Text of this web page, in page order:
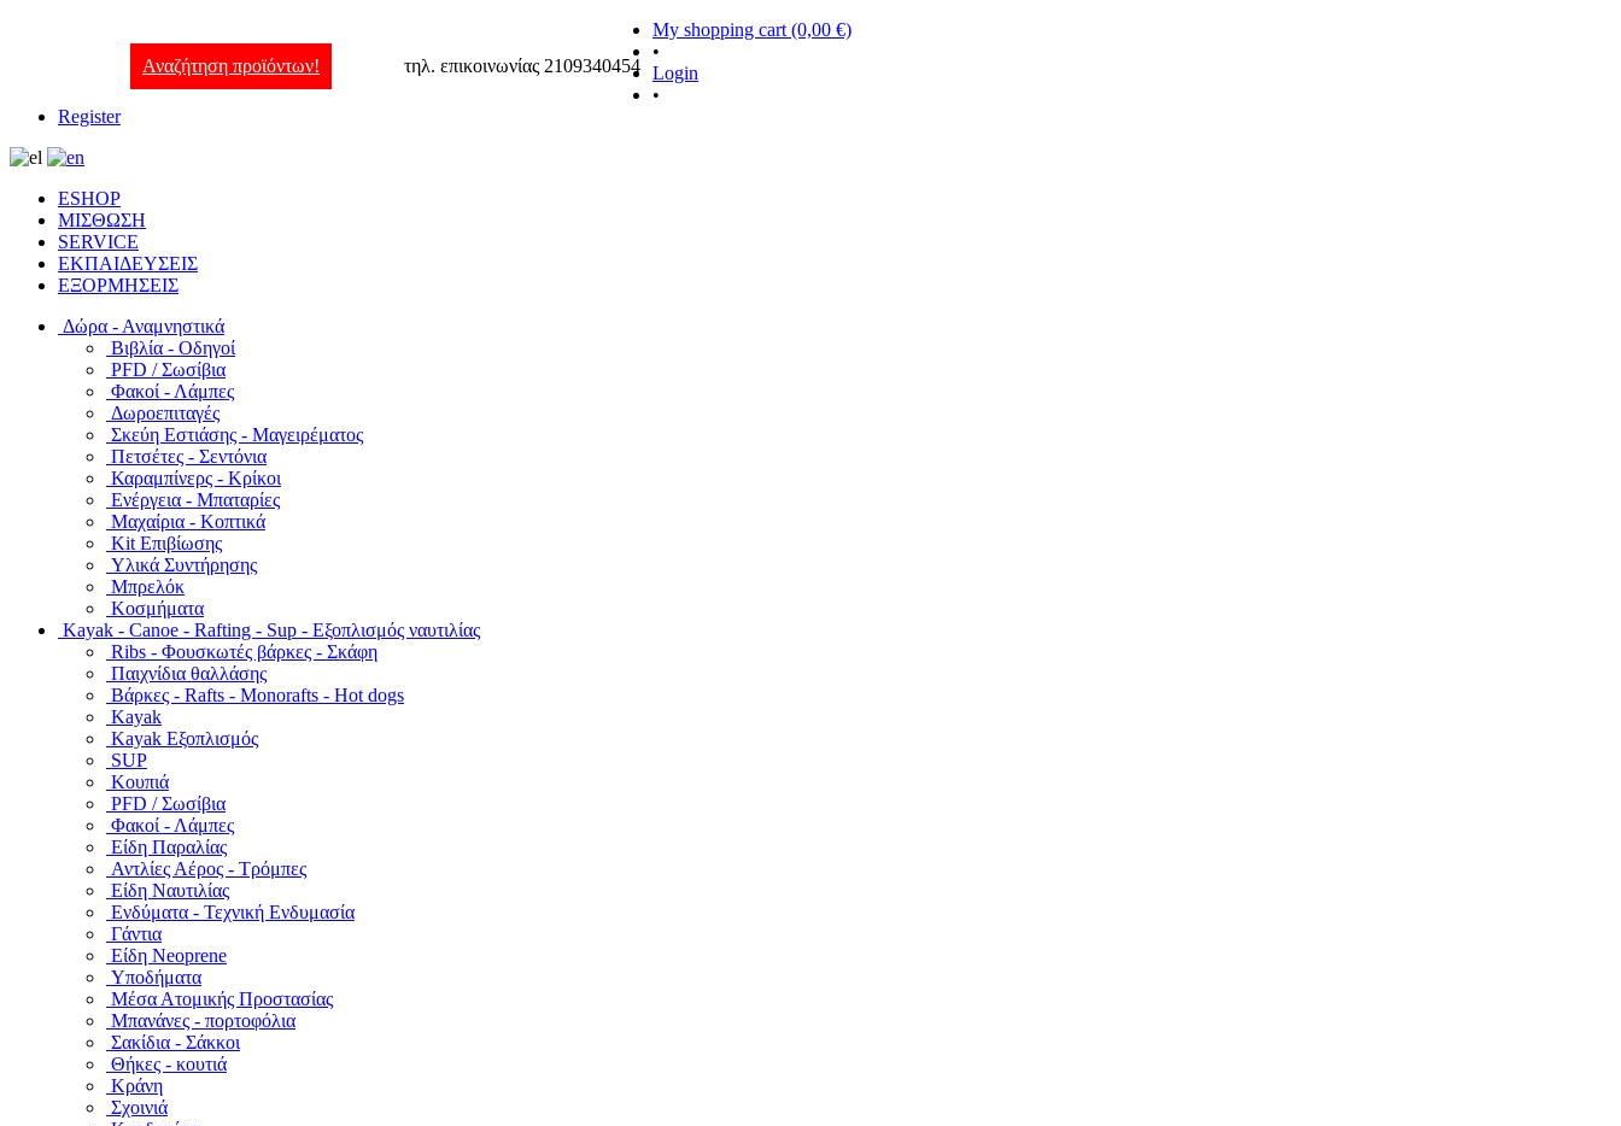
Αναζήτηση προϊόντων! τηλ. επικοινωνίας 2109340454
My shopping cart (0,00 €)
•
Login
•
Register
ESHOP
ΜΙΣΘΩΣΗ
SERVICE
ΕΚΠΑΙΔΕΥΣΕΙΣ
ΕΞΟΡΜΗΣΕΙΣ
Δώρα - Αναμνηστικά
Βιβλία - Οδηγοί
PFD / Σωσίβια
Φακοί - Λάμπες
Δωροεπιταγές
Σκεύη Εστιάσης - Μαγειρέματος
Πετσέτες - Σεντόνια
Καραμπίνερς - Κρίκοι
Ενέργεια - Μπαταρίες
Μαχαίρια - Κοπτικά
Kit Επιβίωσης
Υλικά Συντήρησης
Μπρελόκ
Κοσμήματα
Kayak - Canoe - Rafting - Sup - Εξοπλισμός ναυτιλίας
Ribs - Φουσκωτές βάρκες - Σκάφη
Παιχνίδια θαλλάσης
Βάρκες - Rafts - Monorafts - Hot dogs
Kayak
Kayak Εξοπλισμός
SUP
Κουπιά
PFD / Σωσίβια
Φακοί - Λάμπες
Είδη Παραλίας
Αντλίες Αέρος - Τρόμπες
Είδη Ναυτιλίας
Ενδύματα - Τεχνική Ενδυμασία
Γάντια
Είδη Neoprene
Υποδήματα
Μέσα Ατομικής Προστασίας
Μπανάνες - πορτοφόλια
Σακίδια - Σάκκοι
Θήκες - κουτιά
Κράνη
Σχοινιά